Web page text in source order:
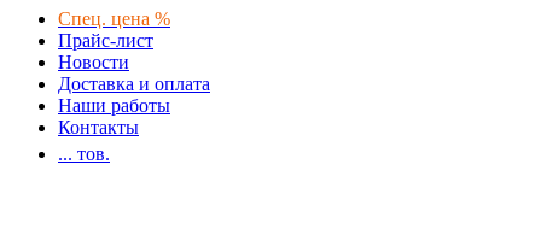
Спец. цена %
Прайс-лист
Новости
Доставка и оплата
Наши работы
Контакты
... тов.